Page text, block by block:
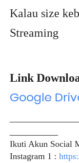
Kalau size
Streaming
Link
Google
Ikuti Akun Social
Instagram 1 :